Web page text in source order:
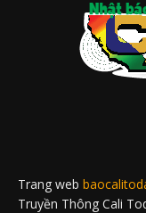
Trang web
Truyền Thông Cali